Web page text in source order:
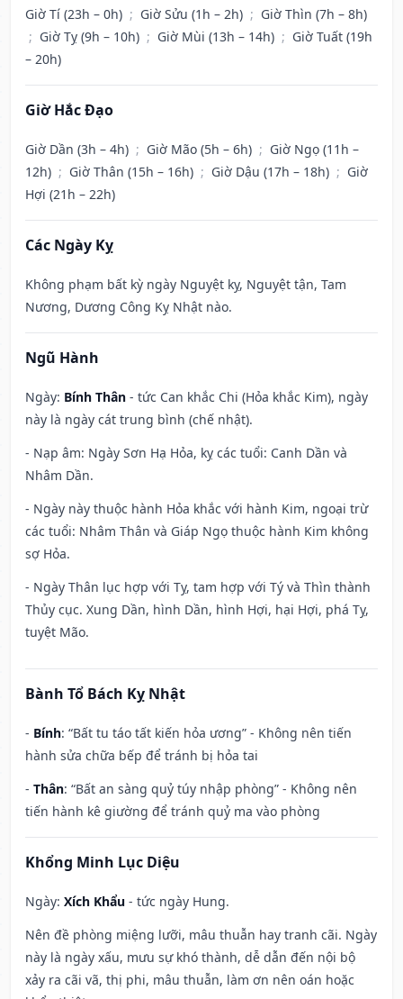
Giờ Tí (23h – 0h) ; Giờ Sửu (1h – 2h) ; Giờ Thìn (7h – 8h)
; Giờ Tỵ (9h – 10h) ; Giờ Mùi (13h – 14h) ; Giờ Tuất (19h
– 20h)
Giờ Hắc Đạo
Giờ Dần (3h – 4h) ; Giờ Mão (5h – 6h) ; Giờ Ngọ (11h –
12h) ; Giờ Thân (15h – 16h) ; Giờ Dậu (17h – 18h) ; Giờ
Hợi (21h – 22h)
Các Ngày Kỵ
Không phạm bất kỳ ngày Nguyệt kỵ, Nguyệt tận, Tam
Nương, Dương Công Kỵ Nhật nào.
Ngũ Hành
Ngày: Bính Thân - tức Can khắc Chi (Hỏa khắc Kim), ngày
này là ngày cát trung bình (chế nhật).
- Nạp âm: Ngày Sơn Hạ Hỏa, kỵ các tuổi: Canh Dần và
Nhâm Dần.
- Ngày này thuộc hành Hỏa khắc với hành Kim, ngoại trừ
các tuổi: Nhâm Thân và Giáp Ngọ thuộc hành Kim không
sợ Hỏa.
- Ngày Thân lục hợp với Tỵ, tam hợp với Tý và Thìn thành
Thủy cục. Xung Dần, hình Dần, hình Hợi, hại Hợi, phá Tỵ,
tuyệt Mão.
Bành Tổ Bách Kỵ Nhật
- Bính: “Bất tu táo tất kiến hỏa ương” - Không nên tiến
hành sửa chữa bếp để tránh bị hỏa tai
- Thân: “Bất an sàng quỷ túy nhập phòng” - Không nên
tiến hành kê giường để tránh quỷ ma vào phòng
Khổng Minh Lục Diệu
Ngày: Xích Khẩu - tức ngày Hung.
Nên đề phòng miệng lưỡi, mâu thuẫn hay tranh cãi. Ngày
này là ngày xấu, mưu sự khó thành, dễ dẫn đến nội bộ
xảy ra cãi vã, thị phi, mâu thuẫn, làm ơn nên oán hoặc